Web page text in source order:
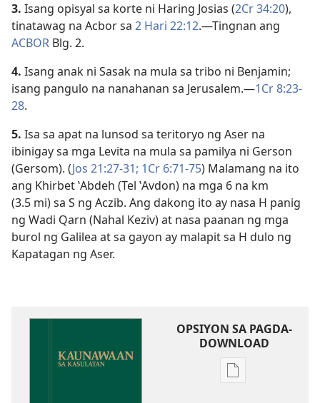
3. Isang opisyal sa korte ni Haring Josias (2Cr 34:20),
tinatawag na Acbor sa 2 Hari 22:12.​—Tingnan ang
ACBOR Blg. 2.
4. Isang anak ni Sasak na mula sa tribo ni Benjamin;
isang pangulo na nanahanan sa Jerusalem.​—1Cr 8:23-
28.
5. Isa sa apat na lunsod sa teritoryo ng Aser na
ibinigay sa mga Levita na mula sa pamilya ni Gerson
(Gersom). (Jos 21:27-31; 1Cr 6:71-75) Malamang na ito
ang Khirbet ʽAbdeh (Tel ʽAvdon) na mga 6 na km
(3.5 mi) sa S ng Aczib. Ang dakong ito ay nasa H panig
ng Wadi Qarn (Nahal Keziv) at nasa paanan ng mga
burol ng Galilea at sa gayon ay malapit sa H dulo ng
Kapatagan ng Aser.
OPSIYON SA PAGDA-
DOWNLOAD
Opsiyon